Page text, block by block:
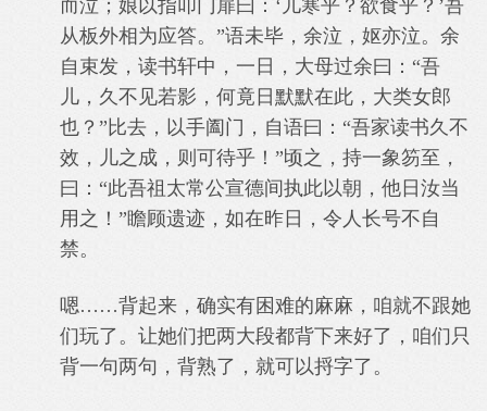
而泣；娘以指叩门扉曰：‘儿寒乎？欲食乎？’吾
从板外相为应答。”语未毕，余泣，妪亦泣。余
自束发，读书轩中，一日，大母过余曰：“吾
儿，久不见若影，何竟日默默在此，大类女郎
也？”比去，以手阖门，自语曰：“吾家读书久不
效，儿之成，则可待乎！”顷之，持一象笏至，
曰：“此吾祖太常公宣德间执此以朝，他日汝当
用之！”瞻顾遗迹，如在昨日，令人长号不自
禁。
嗯……背起来，确实有困难的麻麻，咱就不跟她
们玩了。 让她们把两大段都背下来好了，咱们只
背一句两句，背熟了，就可以捋字了。